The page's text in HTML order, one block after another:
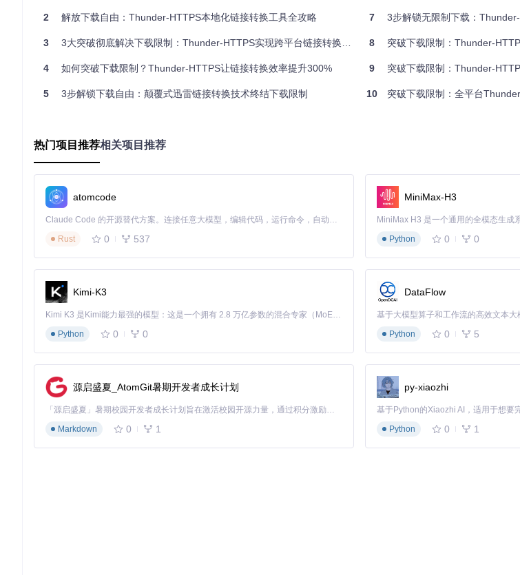
这个过程主要分为三个步骤：
解码Base64：迅雷链接首先经过Base64编码处理，就像把消息写在一张纸上，然后折叠成特殊的形状。
com/file.zip"部分，这就像是从一封加密信件中找出真正的内容。
这个过程就像是解开一个三层密码锁：先打开最外层的Base64编码锁，再取出中间的URL核心，最后确保这个核
瞬间完成，让你几乎感觉不到转换的存在。
核心收获：Thunder-HTTPS通过Base64解码和智能URL提取，将加密的迅雷链接转换为通用下载地址，原理简单
场景化操作指南：不同用户的专属使用方案
普通用户：三步完成链接转换
获取迅雷链接：从网页中复制以"thunder://"开头的链接
选择转换方式
图形界面：运行thunder_ch.py（中文）或thunder_en.py（英文）
网页版本：在浏览器中打开thunder_v1.6_lite_ch.html或thunder_v1.6_lite_en.html
复制即用：无需安装额外依赖，直接运行Python文件或打开HTML文件即可使用。
开发者：集成到自己的工作流
对于开发者，Thunder-HTTPS的核心转换逻辑可以轻松集成到自己的项目中：
# 核心转换函数示例
2 解放下载自由：Thunder-HTTPS本地化链接转换工具全攻略
3 3大突破彻底解决下载限制：Thunder-HTTPS实现跨平台链接转换自由
4 如何突破下载限制？Thunder-HTTPS让链接转换效率提升300%
5 3步解锁下载自由：颠覆式迅雷链接转换技术终结下载限制
7 3步解锁无限制下载：Thunder-
8 突破下载限制：Thunder-
9 突破下载限制：Thunder-
10 突破下载限制：全平台
热门项目推荐相关项目推荐
atomcode
Claude Code 的开源替代方案。连接任意大模型，编辑代码，运行命令，自动验证 — 全自动执行。用 Rust 构建，极致性能。 ｜ An open-source alternative to Claude Code. Connect any LLM, edit code, run commands, and verify changes — autonomously. Built in Rust for speed. Get Started
Rust
0 537
MiniMax-H3
Python
0 0
Kimi-K3
Kimi K3 是Kimi能力最强的模型：这是一个拥有 2.8 万亿参数的混合专家（MoE）模型，具备原生视觉理解能力，并支持 100 万 token 的上下文窗口。
Python
0 0
DataFlow
基于大模型算子和工作流的高效文本
Python
0 5
源启盛夏_AtomGit暑期开发者成长计划
「源启盛夏」暑期校园开发者成长计划旨在激活校园开源力量，通过积分激励、认证扶持、资源倾斜等形式，引导高校组织和开发者完成「入驻 — 建项目 — 做贡献 — 获认证 — 得资源」的完整闭环。无论你是想带领社团入驻平台的组织者，还是希望用代码贡献证明自己的开发者，都能在这里找到属于你的成长路径。
Markdown
0 1
py-xiaozhi
Python
0 1